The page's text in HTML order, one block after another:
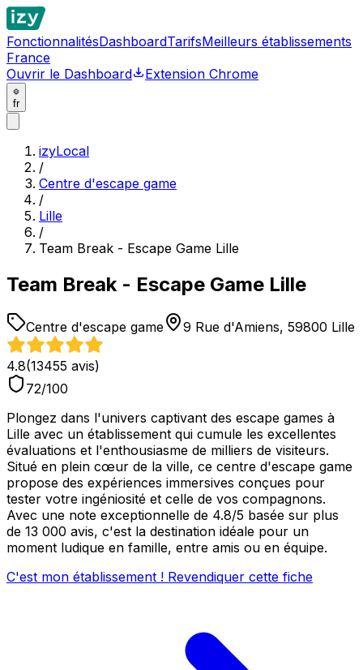
FonctionnalitésDashboardTarifsMeilleurs établissements
France
Ouvrir le Dashboard
Extension Chrome
fr
izyLocal
/
Centre d'escape game
/
Lille
/
Team Break - Escape Game Lille
Team Break - Escape Game Lille
Centre d'escape game 9 Rue d'Amiens, 59800 Lille
4.8(13455 avis)
72/100
Plongez dans l'univers captivant des escape games à
Lille avec un établissement qui cumule les excellentes
évaluations et l'enthousiasme de milliers de visiteurs.
Situé en plein cœur de la ville, ce centre d'escape game
propose des expériences immersives conçues pour
tester votre ingéniosité et celle de vos compagnons.
Avec une note exceptionnelle de 4.8/5 basée sur plus
de 13 000 avis, c'est la destination idéale pour un
moment ludique en famille, entre amis ou en équipe.
C'est mon établissement ! Revendiquer cette fiche